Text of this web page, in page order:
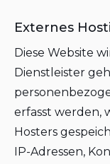
Externes
Diese Website
Dienstleister
erfasst werden,
Hosters
IP-Adressen,